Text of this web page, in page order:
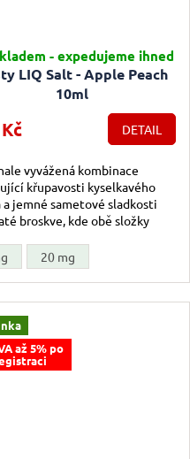
LIQ Salt - Apple Peach
10ml
- expedujeme ihned
DETAIL
vyvážená kombinace
křupavosti kyselkavého
a jemné sametové sladkosti
broskve, kde obě složky
dominance.
20 mg
až 5% po